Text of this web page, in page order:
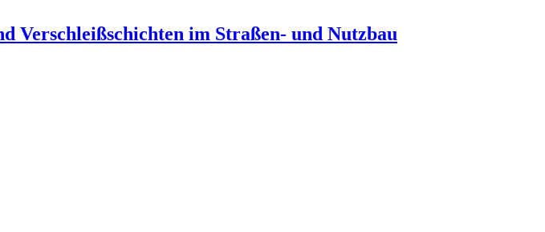
Verschleißschichten im Straßen- und Nutzbau